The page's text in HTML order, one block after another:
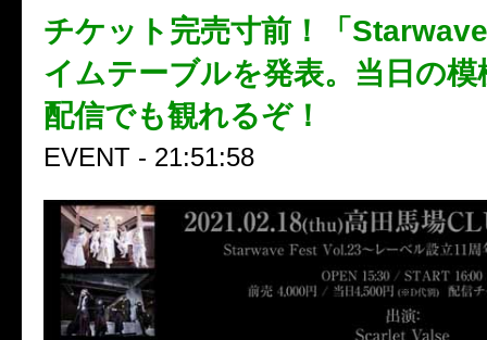
チケット完売寸前！「
イムテーブルを発表。当日の
配信でも観れるぞ！
EVENT - 21:51:58